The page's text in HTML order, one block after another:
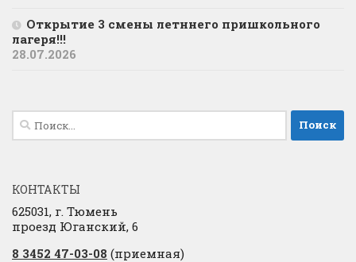
Открытие 3 смены летннего пришкольного
лагеря!!!
28.07.2026
Найти:
КОНТАКТЫ
625031, г. Тюмень
проезд Юганский, 6
8 3452 47-03-08 (приемная)